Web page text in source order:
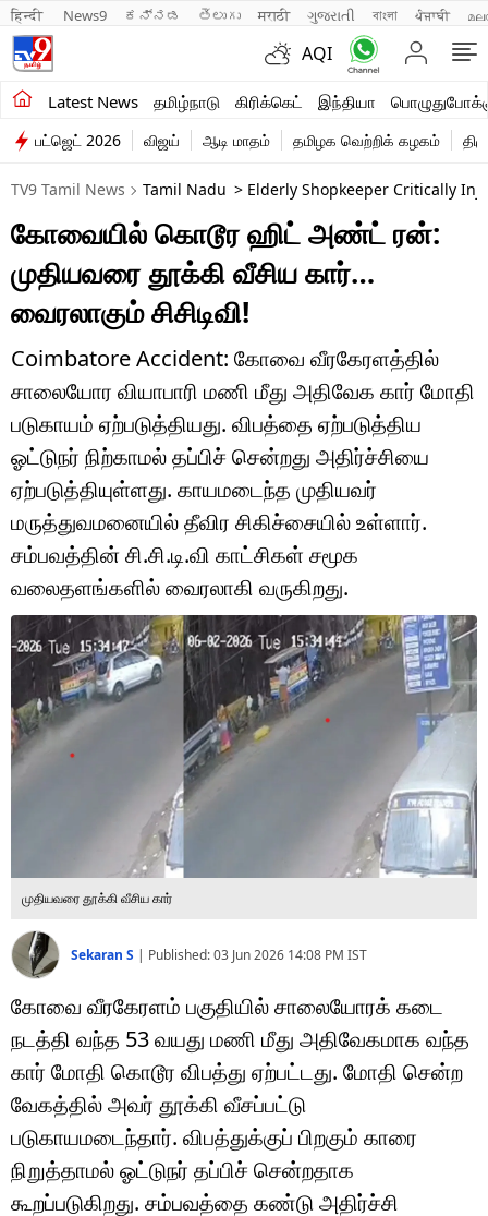
हिन्दी News9 ಕನ್ನಡ తెలుగు मराठी ગુજરાતી বাংলা ਪੰਜਾਬੀ
AQI
Latest News தமிழ்நாடு கிரிக்கெட் இந்தியா
சமீபத்திய செய்திகள்
தமிழ்நாடு
இந்தியா
உலகம்
விளையாட்டு
பொழுதுபோக்கு
லைஃப்ஸ்டைல்
வணிகம்
டெக்னாலஜி
ஆன்மீகம்
வைரல்
ஹெஃல்த்
ஷார்ட் வீடியோஸ்
வலை கதைகள்
பட்ஜெட் 2026 விஜய் ஆடி மாதம் தமிழக வெற்றிக் கழகம்
TV9 Tamil News Tamil Nadu > Elderly Shopkeeper Critically
கோவையில் கொடூர ஹிட் அண்ட் ரன்:
முதியவரை தூக்கி வீசிய கார்…
வைரலாகும் சிசிடிவி!
Coimbatore Accident: கோவை வீரகேரளத்தில்
சாலையோர வியாபாரி மணி மீது அதிவேக கார் மோதி
படுகாயம் ஏற்படுத்தியது. விபத்தை ஏற்படுத்திய
ஓட்டுநர் நிற்காமல் தப்பிச் சென்றது அதிர்ச்சியை
ஏற்படுத்தியுள்ளது. காயமடைந்த முதியவர்
மருத்துவமனையில் தீவிர சிகிச்சையில் உள்ளார்.
சம்பவத்தின் சி.சி.டி.வி காட்சிகள் சமூக
வலைதளங்களில் வைரலாகி வருகிறது.
முதியவரை தூக்கி வீசிய கார்
Sekaran S | Published:03 Jun 2026 14:08 PM IST
கோவை வீரகேரளம் பகுதியில் சாலையோரக் கடை
நடத்தி வந்த 53 வயது மணி மீது அதிவேகமாக வந்த
கார் மோதி கொடூர விபத்து ஏற்பட்டது. மோதி சென்ற
வேகத்தில் அவர் தூக்கி வீசப்பட்டு
படுகாயமடைந்தார். விபத்துக்குப் பிறகும் காரை
நிறுத்தாமல் ஓட்டுநர் தப்பிச் சென்றதாக
கூறப்படுகிறது. சம்பவத்தை கண்டு அதிர்ச்சி